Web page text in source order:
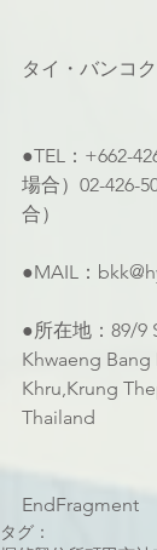
タイ・バンコ
●TEL：+662-
場合）02-426-
合）
●MAIL：
●所在地：89/9
Khwaeng
Khru,Krung
Thailand
EndFragment
タグ：